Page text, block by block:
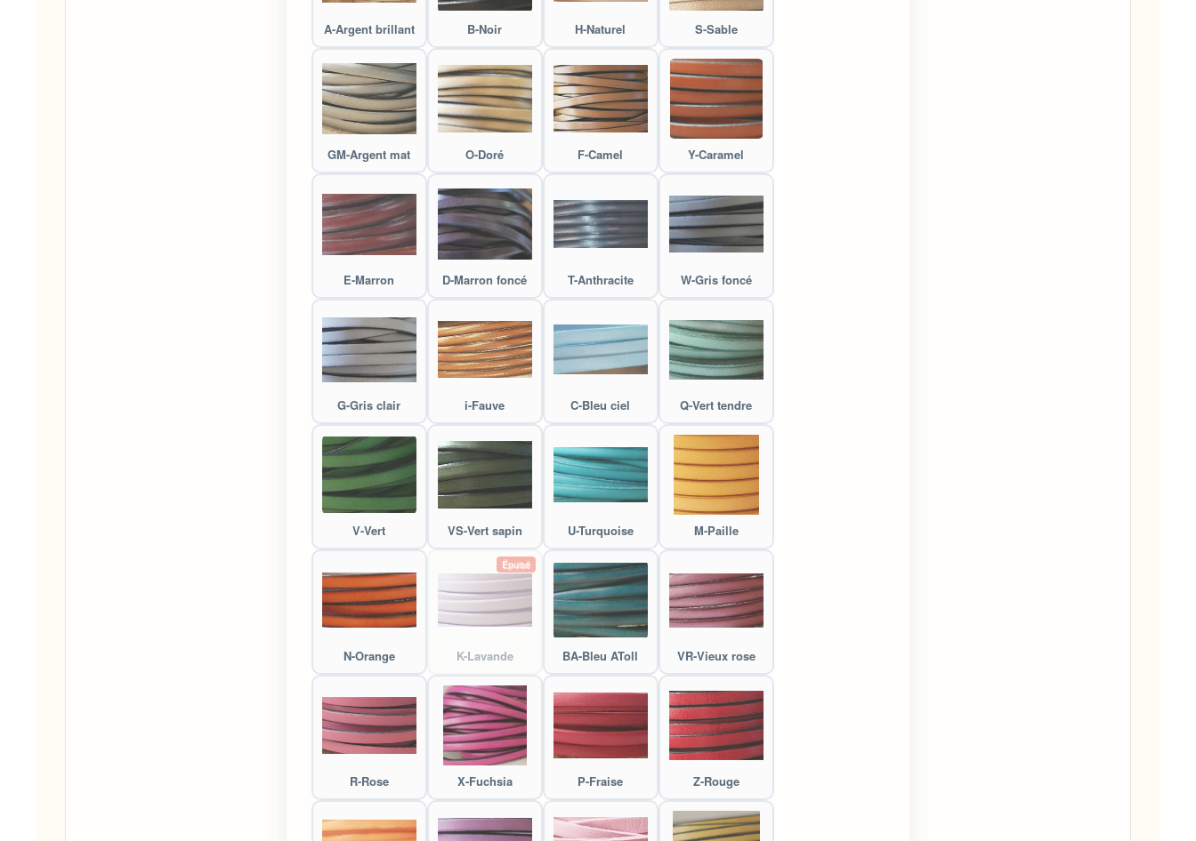
A-Argent brillant B-Noir H-Naturel S-Sable
GM-Argent mat O-Doré F-Camel Y-Caramel
E-Marron D-Marron foncé T-Anthracite W-Gris foncé
G-Gris clair i-Fauve C-Bleu ciel Q-Vert tendre
V-Vert VS-Vert sapin U-Turquoise M-Paille
N-Orange K-Lavande
Épuisé
BA-Bleu AToll VR-Vieux rose
R-Rose X-Fuchsia P-Fraise Z-Rouge